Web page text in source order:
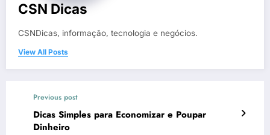
CSN Dicas
CSNDicas, informação, tecnologia e negócios.
View All Posts
Previous post
Dicas Simples para Economizar e Poupar
Dinheiro